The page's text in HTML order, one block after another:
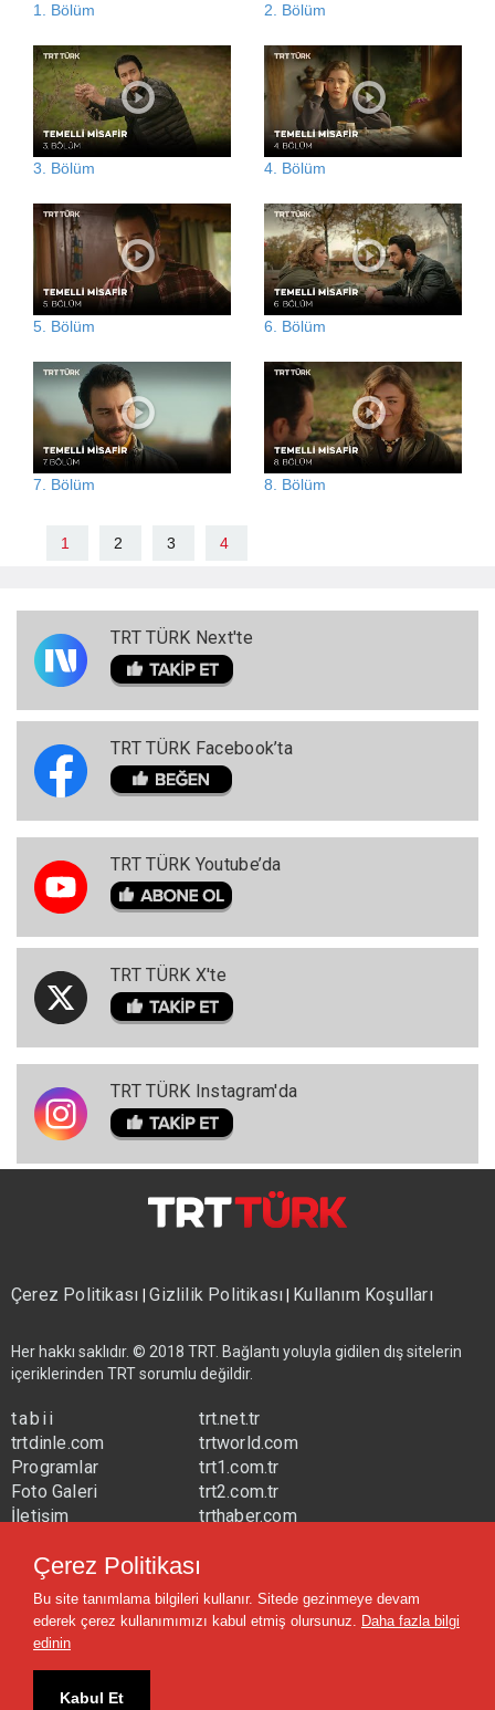
1. Bölüm 2. Bölüm
3. Bölüm 4. Bölüm
5. Bölüm 6. Bölüm
7. Bölüm 8. Bölüm
1 2 3 4
TRT TÜRK Next'te
TRT TÜRK Facebook’ta
TRT TÜRK Youtube’da
TRT TÜRK X'te
TRT TÜRK Instagram'da
Çerez Politikası|Gizlilik Politikası| Kullanım Koşulları
Her hakkı saklıdır. © 2018 TRT. Bağlantı yoluyla gidilen dış sitelerin
içeriklerinden TRT sorumlu değildir.
tabii
trtdinle.com
Programlar
Foto Galeri
İletişim
trt.net.tr
trtworld.com
trt1.com.tr
trt2.com.tr
trthaber.com
trtavaz.com.tr
trtmuzik.net.tr
trtcocuk.net.tr
Çerez Politikası
Bu site tanımlama bilgileri kullanır. Sitede gezinmeye devam
ederek çerez kullanımımızı kabul etmiş olursunuz. Daha fazla bilgi
edinin
Kabul Et